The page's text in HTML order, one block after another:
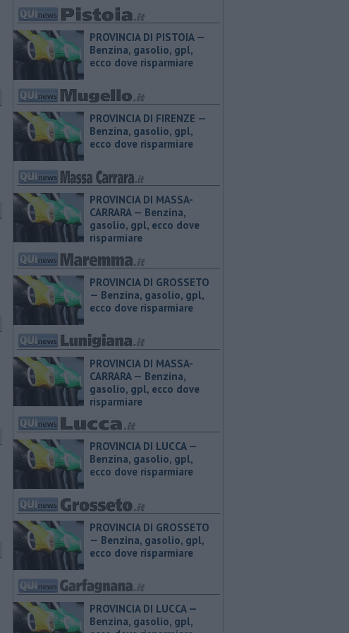
PROVINCIA DI PISTOIA — ​
Benzina, gasolio, gpl,
ecco dove risparmiare
PROVINCIA DI FIRENZE — ​
Benzina, gasolio, gpl,
ecco dove risparmiare
PROVINCIA DI MASSA-
CARRARA — ​Benzina,
gasolio, gpl, ecco dove
risparmiare
PROVINCIA DI GROSSETO
— ​Benzina, gasolio, gpl,
ecco dove risparmiare
PROVINCIA DI MASSA-
CARRARA — ​Benzina,
gasolio, gpl, ecco dove
risparmiare
PROVINCIA DI LUCCA — ​
Benzina, gasolio, gpl,
ecco dove risparmiare
PROVINCIA DI GROSSETO
— ​Benzina, gasolio, gpl,
ecco dove risparmiare
PROVINCIA DI LUCCA — ​
Benzina, gasolio, gpl,